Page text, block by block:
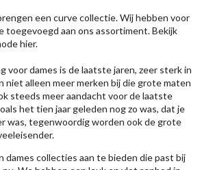
een curve collectie. Wij hebben voor
toegevoegd aan ons assortiment. Bekijk
hier.
voor dames is de laatste jaren, zeer sterk in
niet alleen meer merken bij die grote maten
steeds meer aandacht voor de laatste
het tien jaar geleden nog zo was, dat je
was, tegenwoordig worden ook de grote
dames collecties aan te bieden die past bij